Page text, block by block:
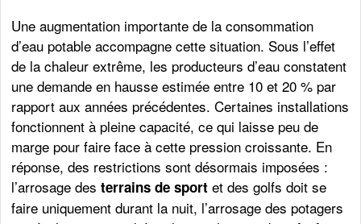
Une augmentation importante de la consommation
d’eau potable accompagne cette situation. Sous l’effet
de la chaleur extrême, les producteurs d’eau constatent
une demande en hausse estimée entre 10 et 20 % par
rapport aux années précédentes. Certaines installations
fonctionnent à pleine capacité, ce qui laisse peu de
marge pour faire face à cette pression croissante. En
réponse, des restrictions sont désormais imposées :
l’arrosage desterrains de sport et des golfs doit se
faire uniquement durant la nuit, l’arrosage des potagers